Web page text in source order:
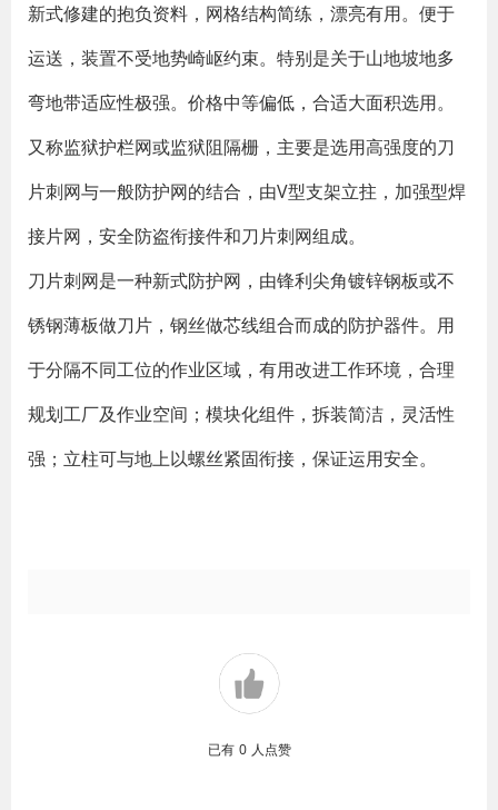
新式修建的抱负资料，网格结构简练，漂亮有用。便于
运送，装置不受地势崎岖约束。特别是关于山地坡地多
弯地带适应性极强。价格中等偏低，合适大面积选用。
又称监狱护栏网或监狱阻隔栅，主要是选用高强度的刀
片刺网与一般防护网的结合，由V型支架立拄，加强型焊
接片网，安全防盗衔接件和刀片刺网组成。
刀片刺网是一种新式防护网，由锋利尖角镀锌钢板或不
锈钢薄板做刀片，钢丝做芯线组合而成的防护器件。用
于分隔不同工位的作业区域，有用改进工作环境，合理
规划工厂及作业空间；模块化组件，拆装简洁，灵活性
强；立柱可与地上以螺丝紧固衔接，保证运用安全。
已有 0 人点赞